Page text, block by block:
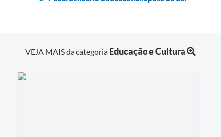
VEJA MAIS da categoria Educação e Cultura